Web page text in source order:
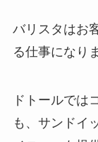
バリスタはお
る仕事になり
ドトールでは
も、サンドイ